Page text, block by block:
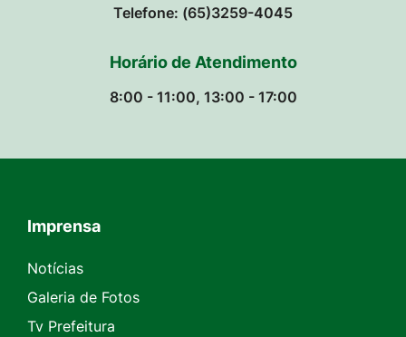
Telefone: (65)3259-4045
Horário de Atendimento
8:00 - 11:00, 13:00 - 17:00
Seção do Rodapé e Contato
Imprensa
Notícias
Galeria de Fotos
Tv Prefeitura